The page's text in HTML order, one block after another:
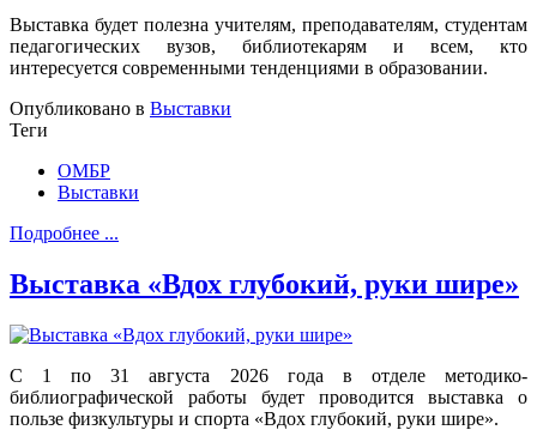
Выставка будет полезна учителям, преподавателям, студентам
педагогических вузов, библиотекарям и всем, кто
интересуется современными тенденциями в образовании.
Опубликовано в Выставки
Теги
ОМБР
Выставки
Подробнее ...
Выставка «Вдох глубокий, руки шире»
С 1 по 31 августа 2026 года в отделе методико-
библиографической работы будет проводится выставка о
пользе физкультуры и спорта «Вдох глубокий, руки шире».